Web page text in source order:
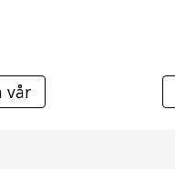
vår